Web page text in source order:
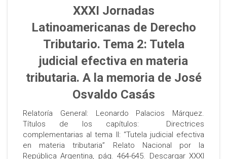
XXXI Jornadas
Latinoamericanas de Derecho
Tributario. Tema 2: Tutela
judicial efectiva en materia
tributaria. A la memoria de José
Osvaldo Casás
Relatoría General: Leonardo Palacios Márquez.
Títulos de los capítulos: Directrices
complementarias al tema II: “Tutela judicial efectiva
en materia tributaria” Relato Nacional por la
República Argentina, pág. 464-645. Descargar XXXI